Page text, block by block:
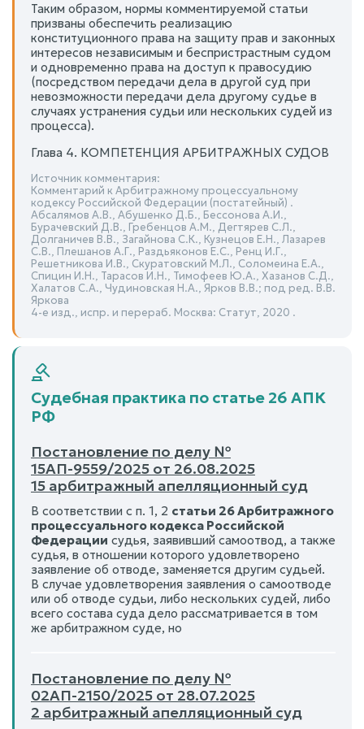
Таким образом, нормы комментируемой статьи
призваны обеспечить реализацию
конституционного права на защиту прав и законных
интересов независимым и беспристрастным судом
и одновременно права на доступ к правосудию
(посредством передачи дела в другой суд при
невозможности передачи дела другому судье в
случаях устранения судьи или нескольких судей из
процесса).
Глава 4. КОМПЕТЕНЦИЯ АРБИТРАЖНЫХ СУДОВ
Источник комментария:
Комментарий к Арбитражному процессуальному
кодексу Российской Федерации (постатейный) .
Абсалямов А.В., Абушенко Д.Б., Бессонова А.И.,
Бурачевский Д.В., Гребенцов А.М., Дегтярев С.Л.,
Долганичев В.В., Загайнова С.К., Кузнецов Е.Н., Лазарев
С.В., Плешанов А.Г., Раздьяконов Е.С., Ренц И.Г.,
Решетникова И.В., Скуратовский М.Л., Соломеина Е.А.,
Спицин И.Н., Тарасов И.Н., Тимофеев Ю.А., Хазанов С.Д.,
Халатов С.А., Чудиновская Н.А., Ярков В.В.; под ред. В.В.
Яркова
4-е изд., испр. и перераб. Москва: Статут, 2020 .
Судебная практика по статье 26 АПК
РФ
Постановление по делу №
15АП-9559/2025 от 26.08.2025
15 арбитражный апелляционный суд
В соответствии с п. 1, 2 статьи 26 Арбитражного
процессуального кодекса Российской
Федерации судья, заявивший самоотвод, а также
судья, в отношении которого удовлетворено
заявление об отводе, заменяется другим судьей.
В случае удовлетворения заявления о самоотводе
или об отводе судьи, либо нескольких судей, либо
всего состава суда дело рассматривается в том
же арбитражном суде, но
Постановление по делу №
02АП-2150/2025 от 28.07.2025
2 арбитражный апелляционный суд